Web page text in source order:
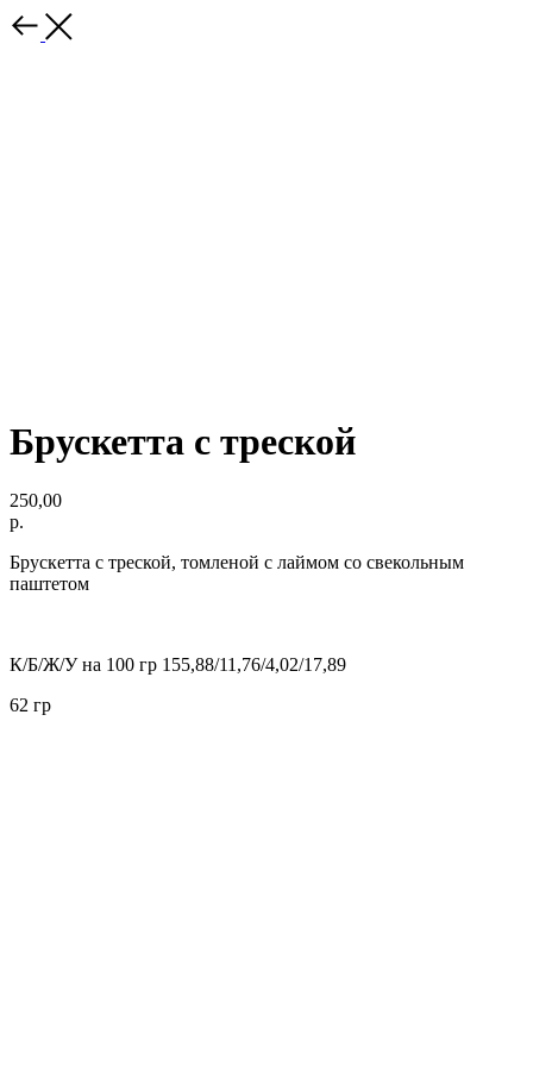
Брускетта с треской
250,00
р.
Брускетта с треской, томленой с лаймом со свекольным
паштетом
К/Б/Ж/У на 100 гр 155,88/11,76/4,02/17,89
62 гр